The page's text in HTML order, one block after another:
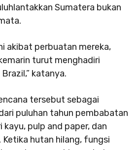
Sumatera bukan
akibat perbuatan mereka,
turut menghadiri
katanya.
tersebut sebagai
puluhan tahun pembabatan
pulp and paper, dan
hutan hilang, fungsi